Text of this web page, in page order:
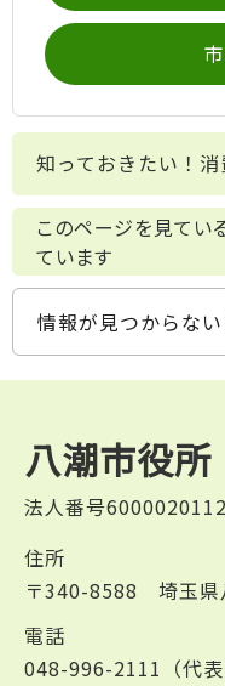
知っておきたい！
このページを見てい
ています
情報が見つからな
八潮市役所
法人番号
住所
〒340-8588 埼玉県
電話
048-996-2111（代表